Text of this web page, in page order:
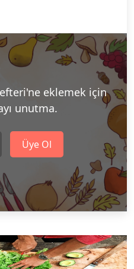
eklemek için
unutma.
Üye Ol